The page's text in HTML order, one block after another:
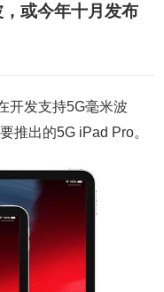
或今年十月发布
发支持5G毫米波
推出的5G iPad Pro。